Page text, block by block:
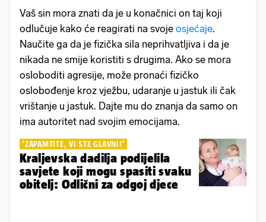
Vaš sin mora znati da je u konačnici on taj koji
odlučuje kako će reagirati na svoje osjećaje.
Naučite ga da je fizička sila neprihvatljiva i da je
nikada ne smije koristiti s drugima. Ako se mora
osloboditi agresije, može pronaći fizičko
oslobođenje kroz vježbu, udaranje u jastuk ili čak
vrištanje u jastuk. Dajte mu do znanja da samo on
ima autoritet nad svojim emocijama.
'ZAPAMTITE, VI STE GLAVNI!'
Kraljevska dadilja podijelila
savjete koji mogu spasiti svaku
obitelj: Odlični za odgoj djece